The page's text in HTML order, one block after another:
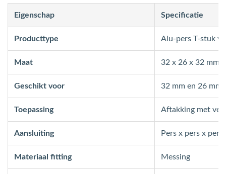
Eigenschap Specificatie
Producttype Alu-pers T-stuk
Maat 32 x 26 x 32 mm
Geschikt voor 32 mm en 26 mm
Toepassing Aftakking met
Aansluiting Pers x pers x pers
Materiaal fitting Messing